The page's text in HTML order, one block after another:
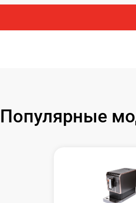
Популярные